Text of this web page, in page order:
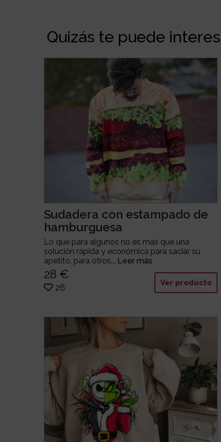
Quizás te puede
Sudadera con estampado de
hamburguesa
Lo que para algunos no es más que una
solución rápida y económica para saciar su
apetito, para otros... Leer más
28 €
26 Ver producto